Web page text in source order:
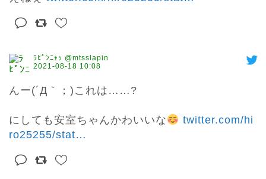
ﾗﾋﾟﾝﾆｬｯ @mtsslapin
2021-08-18 10:08
んー(´Д｀；)これは……?
にしても安室ちゃんかわいいな
twitter.com/hi
ro25255/stat…